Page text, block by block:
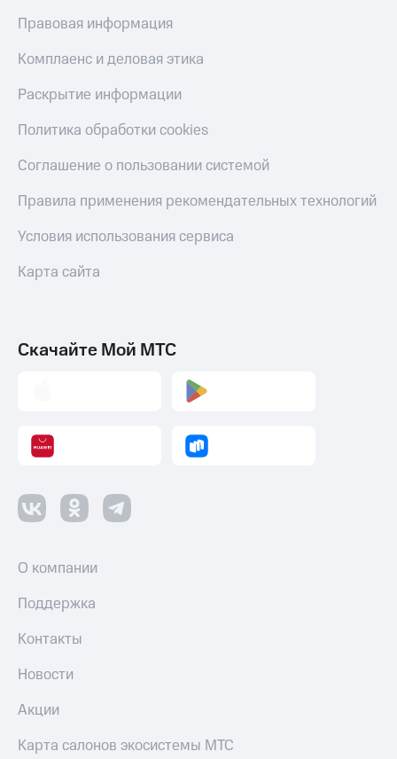
Правовая информация
Комплаенс и деловая этика
Раскрытие информации
Политика обработки cookies
Соглашение о пользовании системой
Правила применения рекомендательных технологий
Условия использования сервиса
Карта сайта
Скачайте Мой МТС
О компании
Поддержка
Контакты
Новости
Акции
Карта салонов экосистемы МТС